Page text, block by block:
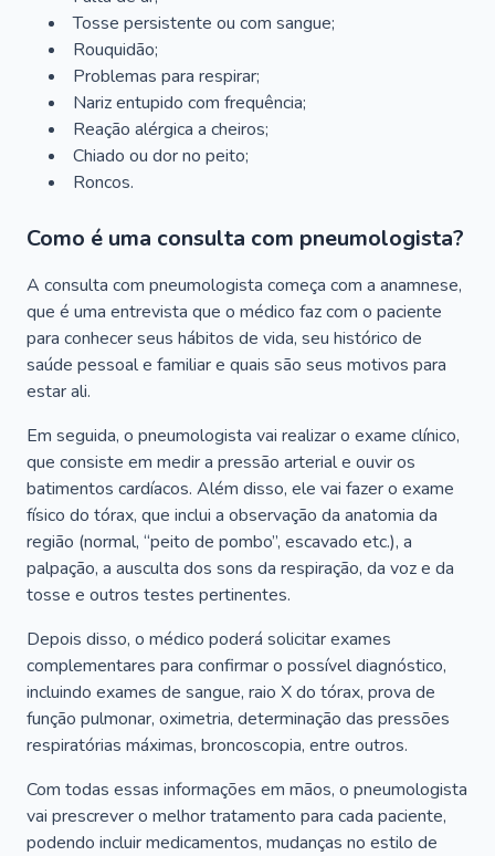
Tosse persistente ou com sangue;
Rouquidão;
Problemas para respirar;
Nariz entupido com frequência;
Reação alérgica a cheiros;
Chiado ou dor no peito;
Roncos.
Como é uma consulta com pneumologista?
A consulta com pneumologista começa com a anamnese,
que é uma entrevista que o médico faz com o paciente
para conhecer seus hábitos de vida, seu histórico de
saúde pessoal e familiar e quais são seus motivos para
estar ali.
Em seguida, o pneumologista vai realizar o exame clínico,
que consiste em medir a pressão arterial e ouvir os
batimentos cardíacos. Além disso, ele vai fazer o exame
físico do tórax, que inclui a observação da anatomia da
região (normal, “peito de pombo”, escavado etc.), a
palpação, a ausculta dos sons da respiração, da voz e da
tosse e outros testes pertinentes.
Depois disso, o médico poderá solicitar exames
complementares para confirmar o possível diagnóstico,
incluindo exames de sangue, raio X do tórax, prova de
função pulmonar, oximetria, determinação das pressões
respiratórias máximas, broncoscopia, entre outros.
Com todas essas informações em mãos, o pneumologista
vai prescrever o melhor tratamento para cada paciente,
podendo incluir medicamentos, mudanças no estilo de